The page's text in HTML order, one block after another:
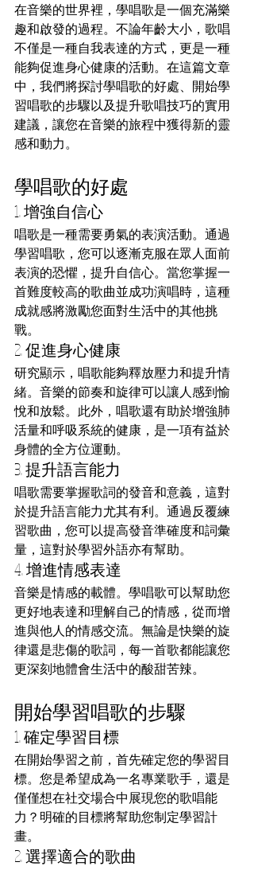
在音樂的世界裡，學唱歌是一個充滿樂
趣和啟發的過程。不論年齡大小，歌唱
不僅是一種自我表達的方式，更是一種
能夠促進身心健康的活動。在這篇文章
中，我們將探討學唱歌的好處、開始學
習唱歌的步驟以及提升歌唱技巧的實用
建議，讓您在音樂的旅程中獲得新的靈
感和動力。
學唱歌的好處
1. 增強自信心
唱歌是一種需要勇氣的表演活動。通過
學習唱歌，您可以逐漸克服在眾人面前
表演的恐懼，提升自信心。當您掌握一
首難度較高的歌曲並成功演唱時，這種
成就感將激勵您面對生活中的其他挑
戰。
2. 促進身心健康
研究顯示，唱歌能夠釋放壓力和提升情
緒。音樂的節奏和旋律可以讓人感到愉
悅和放鬆。此外，唱歌還有助於增強肺
活量和呼吸系統的健康，是一項有益於
身體的全方位運動。
3. 提升語言能力
唱歌需要掌握歌詞的發音和意義，這對
於提升語言能力尤其有利。通過反覆練
習歌曲，您可以提高發音準確度和詞彙
量，這對於學習外語亦有幫助。
4. 增進情感表達
音樂是情感的載體。學唱歌可以幫助您
更好地表達和理解自己的情感，從而增
進與他人的情感交流。無論是快樂的旋
律還是悲傷的歌詞，每一首歌都能讓您
更深刻地體會生活中的酸甜苦辣。
開始學習唱歌的步驟
1. 確定學習目標
在開始學習之前，首先確定您的學習目
標。您是希望成為一名專業歌手，還是
僅僅想在社交場合中展現您的歌唱能
力？明確的目標將幫助您制定學習計
畫。
2. 選擇適合的歌曲